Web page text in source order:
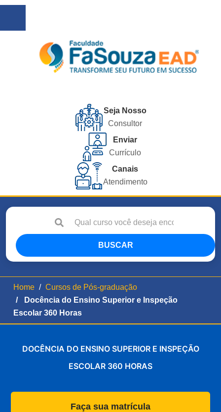
Seja Nosso
Consultor
Enviar
Currículo
Canais
Atendimento
BUSCAR
Home
Cursos de Pós-graduação
Docência do Ensino Superior e Inspeção
Escolar 360 Horas
DOCÊNCIA DO ENSINO SUPERIOR E INSPEÇÃO
ESCOLAR 360 HORAS
Faça sua matrícula